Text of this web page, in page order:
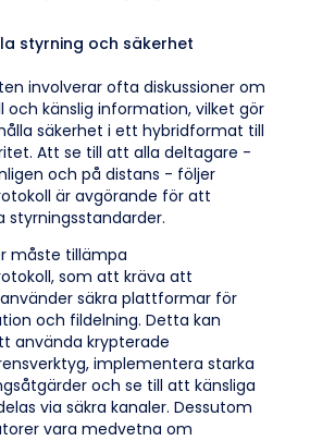
styrning och säkerhet
involverar ofta diskussioner om
och känslig information, vilket gör
säkerhet i ett hybridformat till
Att se till att alla deltagare -
och på distans - följer
är avgörande för att
styrningsstandarder.
måste tillämpa
som att kräva att
säkra plattformar för
och fildelning. Detta kan
använda krypterade
implementera starka
och se till att känsliga
via säkra kanaler. Dessutom
vara medvetna om